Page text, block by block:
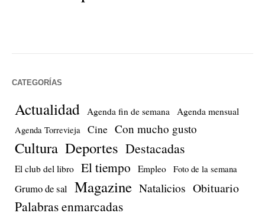
CATEGORÍAS
Actualidad Agenda fin de semana Agenda mensual
Agenda Torrevieja Cine Con mucho gusto
Cultura Deportes Destacadas
El club del libro El tiempo Empleo Foto de la semana
Grumo de sal Magazine Natalicios Obituario
Palabras enmarcadas